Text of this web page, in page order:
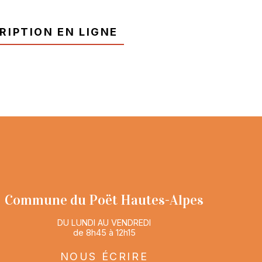
en ligne
Commune du Poët Hautes-Alpes
DU LUNDI AU VENDREDI
de 8h45 à 12h15
nous écrire